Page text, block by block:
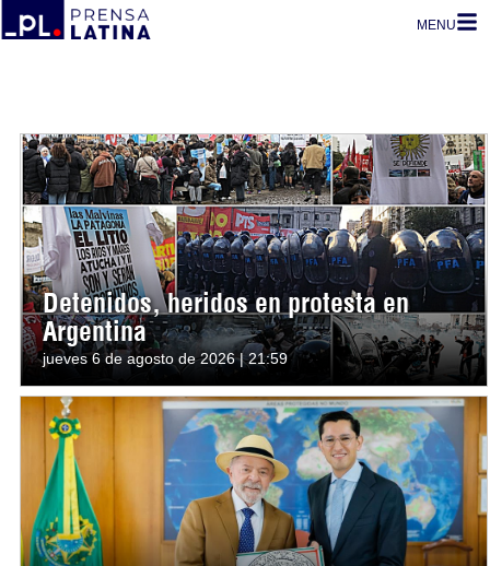
MENU
Detenidos, heridos en protesta en
Argentina
jueves 6 de agosto de 2026 | 21:59